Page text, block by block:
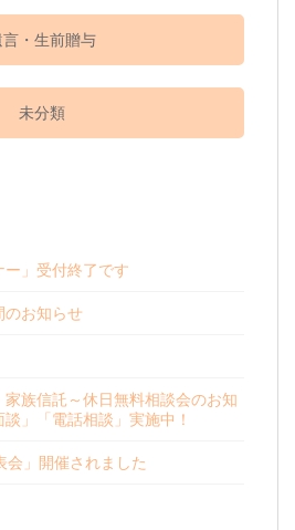
言・生前贈与
未分類
」受付終了です
のお知らせ
家族信託～休日無料相談会のお知
」「電話相談」実施中！
会」開催されました